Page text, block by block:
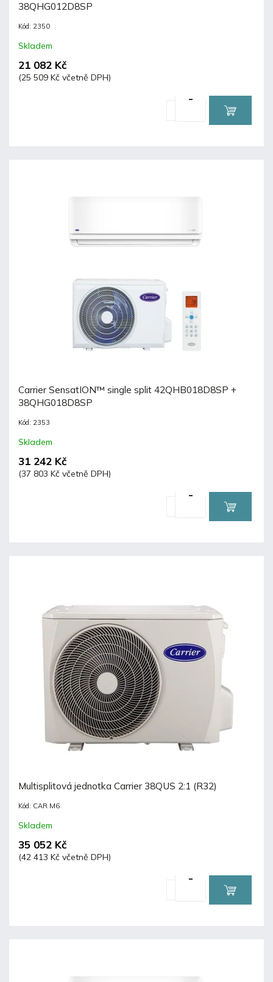
38QHG012D8SP
Skladem
Kód: 2350
21 082 Kč
(25 509 Kč včetně DPH)
Carrier SensatION™ single split 42QHB018D8SP +
38QHG018D8SP
Skladem
Kód: 2353
31 242 Kč
(37 803 Kč včetně DPH)
Multisplitová jednotka Carrier 38QUS 2:1 (R32)
Skladem
Kód: CAR M6
35 052 Kč
(42 413 Kč včetně DPH)